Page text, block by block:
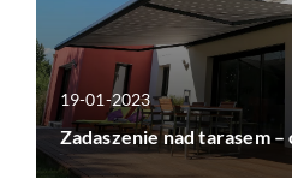
19-01-2023
Zadaszenie nad tarasem